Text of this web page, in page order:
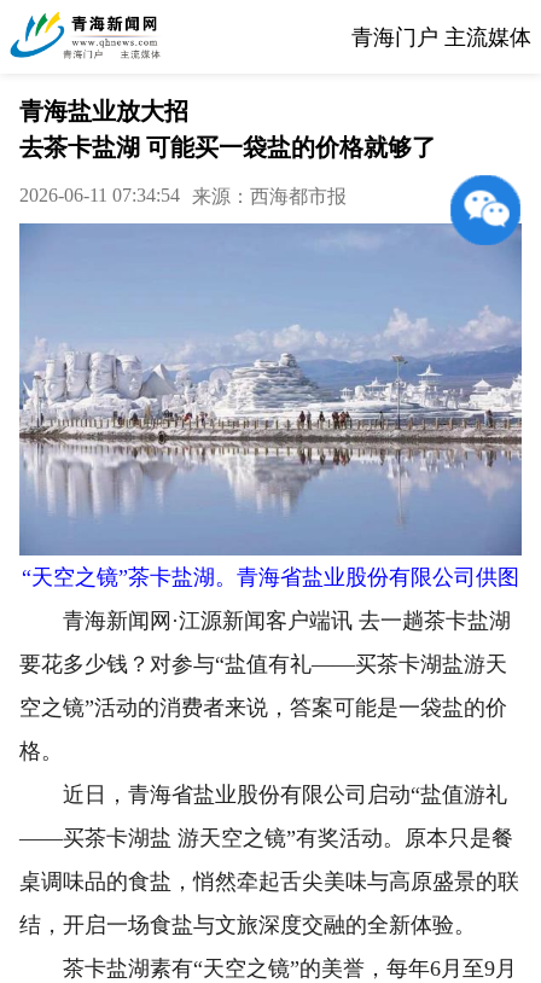
青海门户 主流媒体
青海盐业放大招
去茶卡盐湖 可能买一袋盐的价格就够了
2026-06-11 07:34:54 来源：西海都市报
“天空之镜”茶卡盐湖。青海省盐业股份有限公司供图
青海新闻网·江源新闻客户端讯 去一趟茶卡盐湖
要花多少钱？对参与“盐值有礼——买茶卡湖盐游天
空之镜”活动的消费者来说，答案可能是一袋盐的价
格。
近日，青海省盐业股份有限公司启动“盐值游礼
——买茶卡湖盐 游天空之镜”有奖活动。原本只是餐
桌调味品的食盐，悄然牵起舌尖美味与高原盛景的联
结，开启一场食盐与文旅深度交融的全新体验。
茶卡盐湖素有“天空之镜”的美誉，每年6月至9月